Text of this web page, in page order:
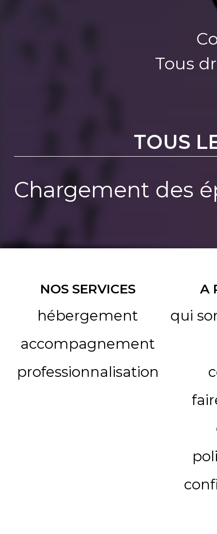
Tous
TOUS
Chargement des
NOS SERVICES
hébergement
accompagnement
professionnalisation
A
qui